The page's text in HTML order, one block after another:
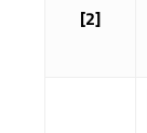
[2]